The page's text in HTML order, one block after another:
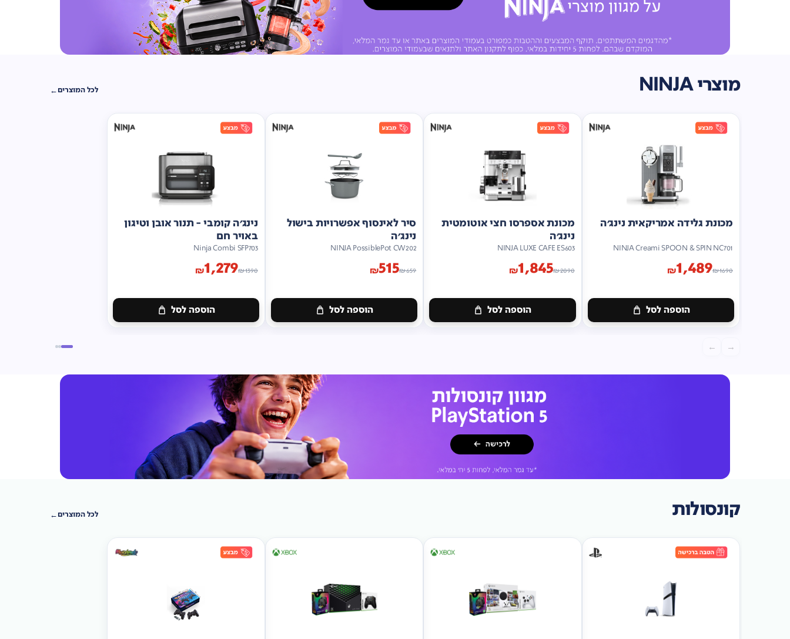
מוצרי NINJA לכל המוצרים
מכונת גלידה אמריקאית נינג'ה
NINJA Creami SPOON & SPIN NC701
₪1690
₪1,489
הוספה לסל
מכונת אספרסו חצי אוטומטית
נינג'ה
NINJA LUXE CAFE ES603
₪2090
₪1,845
הוספה לסל
סיר לאינסוף אפשרויות בישול
נינג'ה
NINJA PossiblePot CW202
₪659
₪515
הוספה לסל
נינג'ה קומבי - תנור אובן וטיגון
באויר חם
Ninja Combi SFP703
₪1390
₪1,279
הוספה לסל
→
←
קונסולות לכל המוצרים